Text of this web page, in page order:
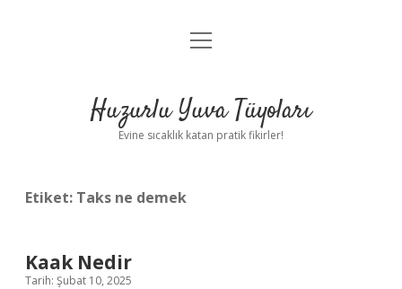
Anasayfa
Yasal Uyarı
menüyü
Huzurlu Yuva Tüyoları
Evine sıcaklık katan pratik fikirler!
Etiket: Taks ne demek
Kaak Nedir
Tarih: Şubat 10, 2025